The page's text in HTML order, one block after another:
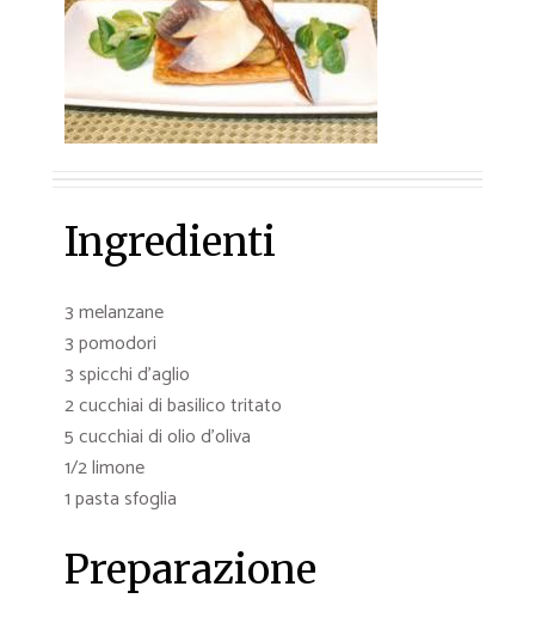
Ingredienti
3 melanzane
3 pomodori
3 spicchi d’aglio
2 cucchiai di basilico tritato
5 cucchiai di olio d’oliva
1/2 limone
1 pasta sfoglia
Preparazione